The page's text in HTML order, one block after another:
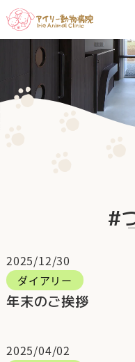
#
年末のご挨拶
2025/12/30
ダイアリー
2025/04/02